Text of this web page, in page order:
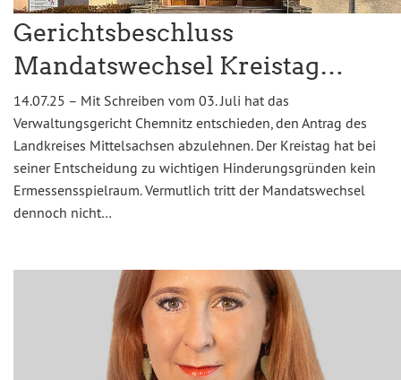
Gerichtsbeschluss
Mandatswechsel Kreistag…
14.07.25 – Mit Schreiben vom 03. Juli hat das
Verwaltungsgericht Chemnitz entschieden, den Antrag des
Landkreises Mittelsachsen abzulehnen. Der Kreistag hat bei
seiner Entscheidung zu wichtigen Hinderungsgründen kein
Ermessensspielraum. Vermutlich tritt der Mandatswechsel
dennoch nicht…